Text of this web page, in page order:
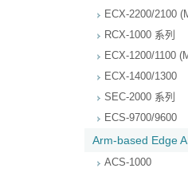
ECX-2200/2100
RCX-1000 系列
ECX-1200/1100
ECX-1400/1300
SEC-2000 系列
ECS-9700/9600
Arm-based Edge
ACS-1000